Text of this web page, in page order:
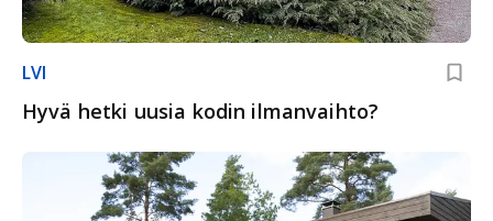
LVI
Hyvä hetki uusia kodin ilmanvaihto?